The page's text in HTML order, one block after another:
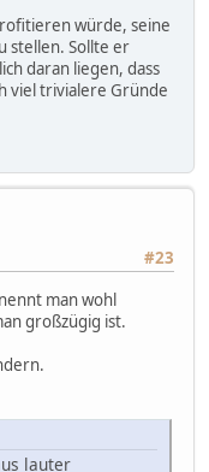
würde, seine
stellen. Sollte er
daran liegen, dass
viel trivialere Gründe
#23
man wohl
großzügig ist.
lauter